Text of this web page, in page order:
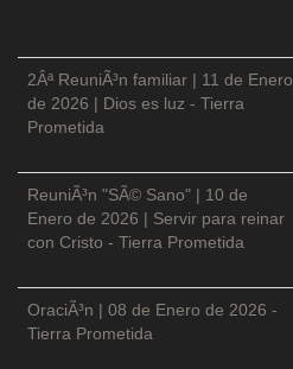
2Âª ReuniÃ³n familiar | 11 de Enero
de 2026 | Dios es luz - Tierra
Prometida
ReuniÃ³n "SÃ© Sano" | 10 de
Enero de 2026 | Servir para reinar
con Cristo - Tierra Prometida
OraciÃ³n | 08 de Enero de 2026 -
Tierra Prometida